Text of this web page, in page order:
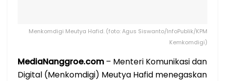
Menkomdigi Meutya Hafid. (foto: Agus Siswanto/InfoPublik/KPM
Kemkomdigi)
MediaNanggroe.com – Menteri Komunikasi dan
Digital (Menkomdigi) Meutya Hafid menegaskan